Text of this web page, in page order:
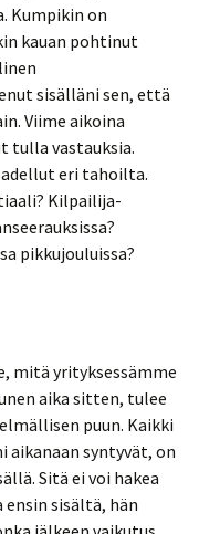
Kumpikin on
kauan pohtinut
sisälläni sen, että
Viime aikoina
tulla vastauksia.
eri tahoilta.
Kilpailija-
pikkujouluissa?
mitä yrityksessämme
aika sitten, tulee
puun. Kaikki
aikanaan syntyvät, on
Sitä ei voi hakea
ensin sisältä, hän